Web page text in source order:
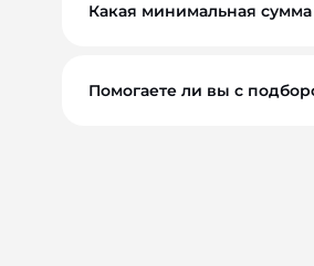
Какая минимальная сумма
Помогаете ли вы с